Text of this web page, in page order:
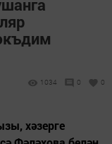
1034 0 0
хәзерге